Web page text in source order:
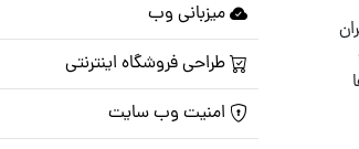
میزبانی وب
طراحی فروشگاه اینترنتی
امنیت وب سایت